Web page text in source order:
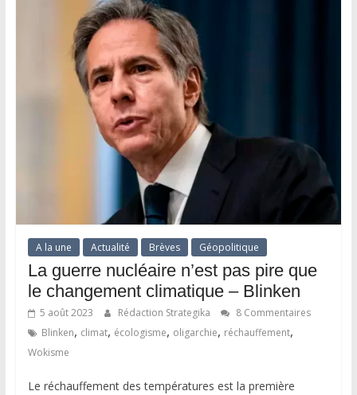
A la une Actualité Brèves Géopolitique
La guerre nucléaire n’est pas pire que
le changement climatique – Blinken
5 août 2023 Rédaction Strategika
8 Commentaires
Blinken, climat, écologisme, oligarchie, réchauffement,
Wokisme
Le réchauffement des températures est la première